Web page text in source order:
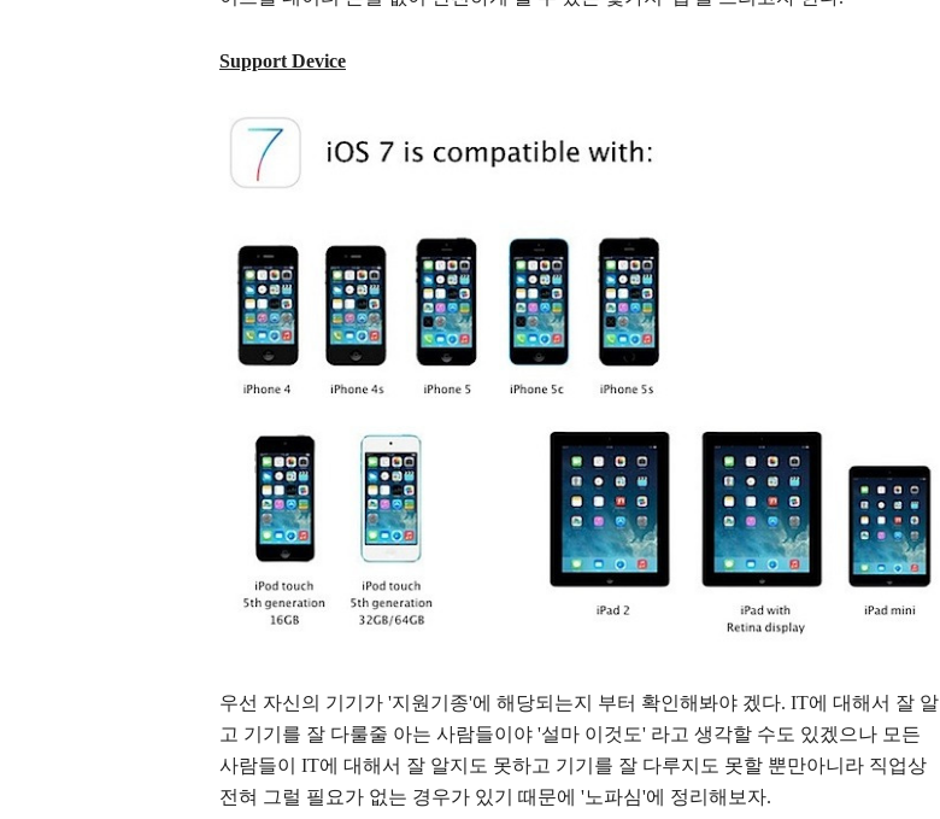
Support Device
우선 자신의 기기가 '지원기종'에 해당되는지 부터 확인해봐야 겠다. IT에 대해서 잘 알
고 기기를 잘 다룰줄 아는 사람들이야 '설마 이것도' 라고 생각할 수도 있겠으나 모든
사람들이 IT에 대해서 잘 알지도 못하고 기기를 잘 다루지도 못할 뿐만아니라 직업상
전혀 그럴 필요가 없는 경우가 있기 때문에 '노파심'에 정리해보자.